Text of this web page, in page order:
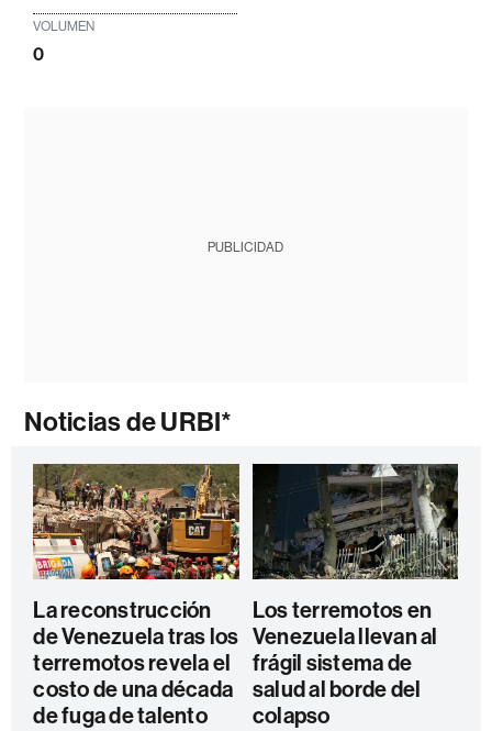
VOLUMEN
0
PUBLICIDAD
Noticias de URBI*
La reconstrucción
de Venezuela tras los
terremotos revela el
costo de una década
de fuga de talento
Los terremotos en
Venezuela llevan al
frágil sistema de
salud al borde del
colapso